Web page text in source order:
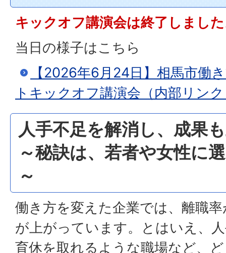
キックオフ講演会は終了しまし
当日の様子はこちら
【2026年6月24日】相馬市働
トキックオフ講演会（内部リン
人手不足を解消し、成果
～秘訣は、若者や女性に
～
働き方を変えた企業では、離職
が上がっています。とはいえ、
育休を取れるような職場など、